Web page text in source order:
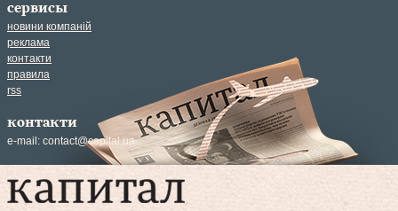
сервисы
новини компаній
реклама
контакти
правила
rss
контакти
e-mail: contact@capital.ua